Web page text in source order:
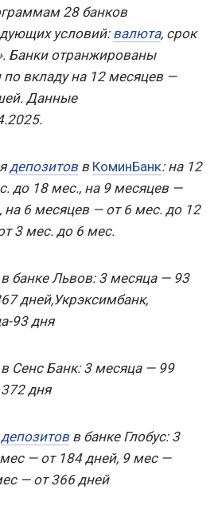
28 банков
условий: валюта, срок
Банки отранжированы
по вкладу на 12 месяцев —
Данные
депозитовв КоминБанк: на 12
до 18 мес., на 9 месяцев —
на 6 месяцев — от 6 мес. до 12
3 мес. до 6 мес.
банке Львов: 3 месяца — 93
дней,Укрэксимбанк,
93 дня
Сенс Банк: 3 месяца — 99
дня
депозитовв банке Глобус: 3
— от 184 дней, 9 мес —
— от 366 дней